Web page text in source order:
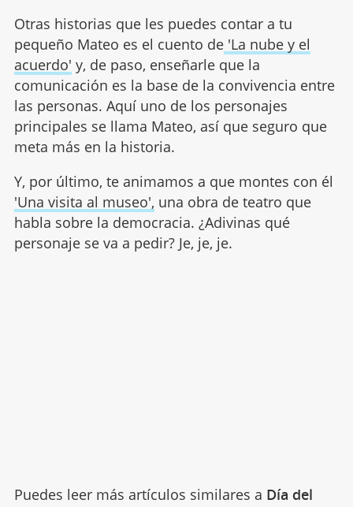
Otras historias que les puedes contar a tu
pequeño Mateo es el cuento de'La nube y el
acuerdo' y, de paso, enseñarle que la
comunicación es la base de la convivencia entre
las personas. Aquí uno de los personajes
principales se llama Mateo, así que seguro que
meta más en la historia.
Y, por último, te animamos a que montes con él
'Una visita al museo', una obra de teatro que
habla sobre la democracia. ¿Adivinas qué
personaje se va a pedir? Je, je, je.
Puedes leer más artículos similares a Día del